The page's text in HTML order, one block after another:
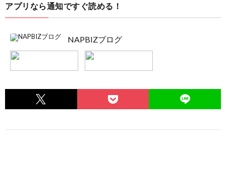
アプリなら通知ですぐ読める！
NAPBIZブログ